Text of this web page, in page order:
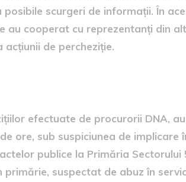
posibile scurgeri de informații. În
au cooperat cu reprezentanți din
de percheziție.
efectuate de procurorii DNA,
ore, sub suspiciunea de
publice la Primăria
primărie, suspectat de abuz în